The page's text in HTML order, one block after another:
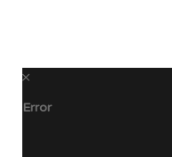
Error